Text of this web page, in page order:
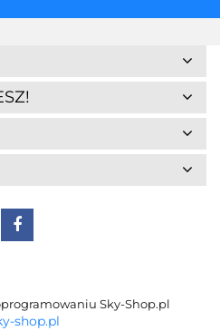
Tech
Sky-Shop.pl